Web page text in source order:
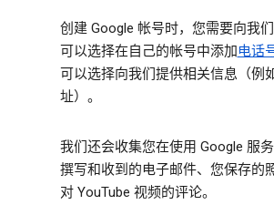
创建 Google 帐号时，您需要向我
可以选择在自己的帐号中添加电话
可以选择向我们提供相关信息（例
址）。
我们还会收集您在使用 Google 服
撰写和收到的电子邮件、您保存的
对 YouTube 视频的评论。